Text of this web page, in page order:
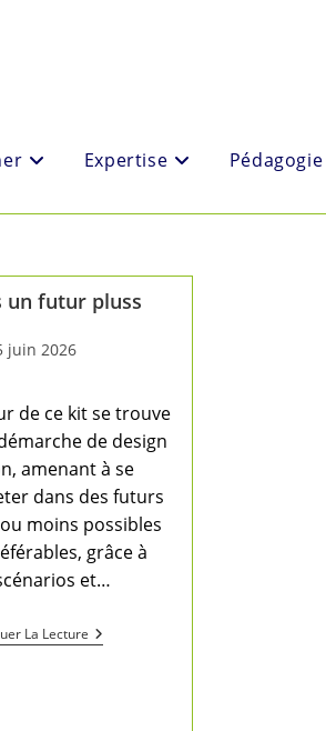
Expertise Pédagogie
un futur pluss
juin 2026
de ce kit se trouve
de design
amenant à se
dans des futurs
moins possibles
grâce à
et…
La Lecture